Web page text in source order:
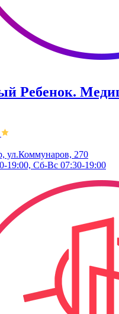
Ребенок.
ул.Коммунаров, 270
19:00, Сб-Вс 07:30-19:00